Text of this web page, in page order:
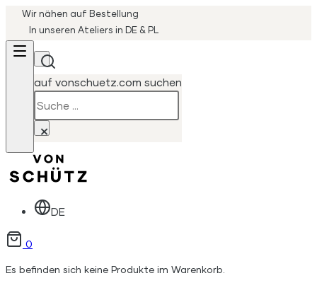
Wir nähen auf Bestellung
In unseren Ateliers in DE & PL
auf vonschuetz.com suchen
×
DE
0
Es befinden sich keine Produkte im Warenkorb.